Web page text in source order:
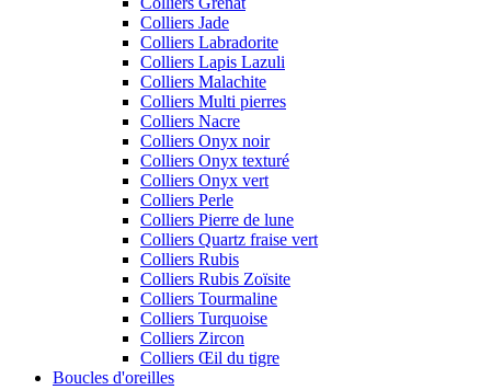
Colliers Jade
Colliers Labradorite
Colliers Lapis Lazuli
Colliers Malachite
Colliers Multi pierres
Colliers Nacre
Colliers Onyx noir
Colliers Onyx texturé
Colliers Onyx vert
Colliers Perle
Colliers Pierre de lune
Colliers Quartz fraise vert
Colliers Rubis
Colliers Rubis Zoïsite
Colliers Tourmaline
Colliers Turquoise
Colliers Zircon
Colliers Œil du tigre
Boucles d'oreilles